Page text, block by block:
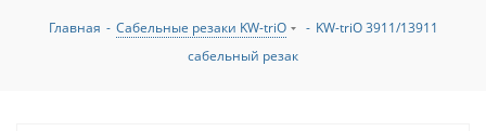
Главная - Сабельные резаки KW-triO - KW-triO 3911/13911
сабельный резак